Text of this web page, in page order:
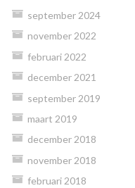
september 2024
november 2022
februari 2022
december 2021
september 2019
maart 2019
december 2018
november 2018
februari 2018